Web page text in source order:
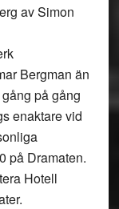
av Simon
Bergman än
på gång
enaktare vid
på Dramaten.
Hotell